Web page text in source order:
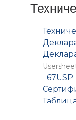
- 67USP